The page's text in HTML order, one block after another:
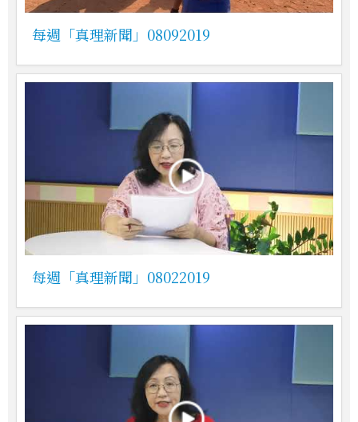
每週「真理新聞」08092019
每週「真理新聞」08022019